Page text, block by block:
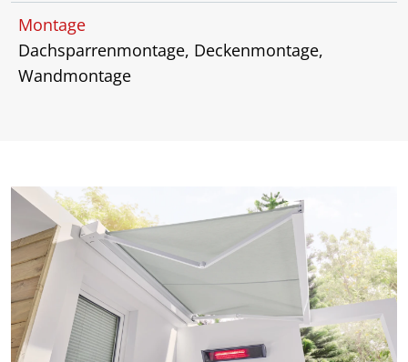
Montage
Dachsparrenmontage, Deckenmontage,
Wandmontage